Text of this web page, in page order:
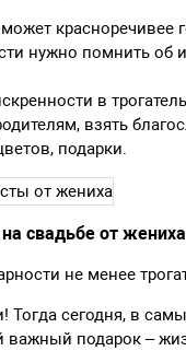
красноречивее
нужно помнить об
в
взять
подарки.
свадьбе от
не менее
Тогда сегодня, в
важный подарок –